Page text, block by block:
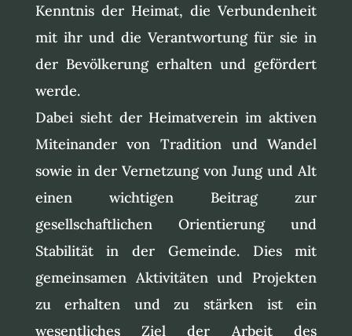
Kenntnis der Heimat, die Verbundenheit
mit ihr und die Verantwortung für sie in
der Bevölkerung erhalten und gefördert
werde.
Dabei sieht der Heimatverein im aktiven
Miteinander von Tradition und Wandel
sowie in der Vernetzung von Jung und Alt
einen wichtigen Beitrag zur
gesellschaftlichen Orientierung und
Stabilität in der Gemeinde. Dies mit
gemeinsamen Aktivitäten und Projekten
zu erhalten und zu stärken ist ein
wesentliches Ziel der Arbeit des